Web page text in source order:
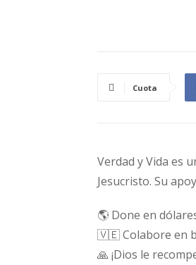
Cuota
Verdad y Vida es
Jesucristo. Su
🌎 Done en
🇻🇪 Colabore en
🙏 ¡Dios le